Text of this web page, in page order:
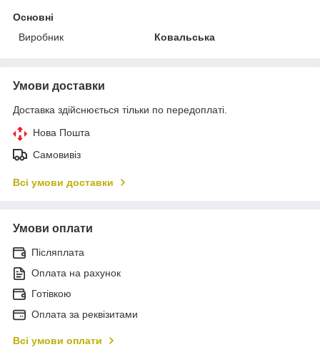
Основні
Виробник
Ковальська
Умови доставки
Доставка здійснюється тільки по передоплаті.
Нова Пошта
Самовивіз
Всі умови доставки
Умови оплати
Післяплата
Оплата на рахунок
Готівкою
Оплата за реквізитами
Всі умови оплати